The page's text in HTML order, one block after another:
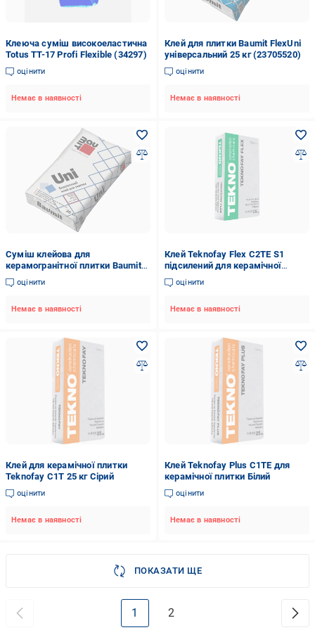
Клеюча суміш високоеластична
Totus TT-17 Profi Flexible (34297)
оцінити
Немає в наявності
Клей для плитки Baumit FlexUni
універсальний 25 кг (23705520)
оцінити
Немає в наявності
Суміш клейова для
керамогранітної плитки Baumit
Uni 25 кг (23704472)
оцінити
Немає в наявності
Клей Teknofay Flex C2TE S1
підсилений для керамічної
плитки Сірий
оцінити
Немає в наявності
Клей для керамічної плитки
Teknofay C1T 25 кг Сірий
оцінити
Немає в наявності
Клей Teknofay Plus C1TE для
керамічної плитки Білий
оцінити
Немає в наявності
ПОКАЗАТИ ЩЕ
1 2